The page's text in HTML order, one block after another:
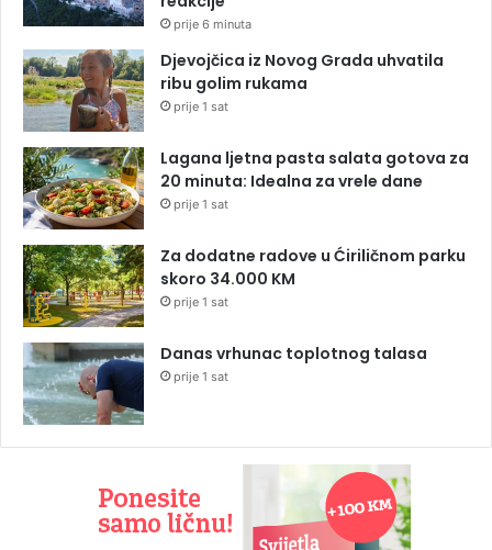
prije 6 minuta
Djevojčica iz Novog Grada uhvatila
ribu golim rukama
prije 1 sat
Lagana ljetna pasta salata gotova za
20 minuta: Idealna za vrele dane
prije 1 sat
Za dodatne radove u Ćiriličnom parku
skoro 34.000 KM
prije 1 sat
Danas vrhunac toplotnog talasa
prije 1 sat